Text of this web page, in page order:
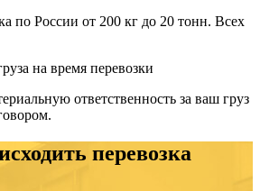
по России от 200 кг до 20 тонн. Всех
на время перевозки
ответственность за ваш груз
перевозка